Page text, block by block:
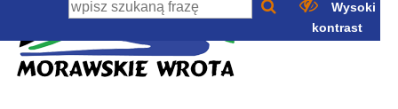
Wysoki
kontrast